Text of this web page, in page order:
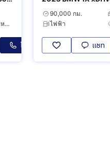
ประเวศ กรุงเทพมหานคร
โทร
90,000 กม.
ไฟฟ้า
แชท